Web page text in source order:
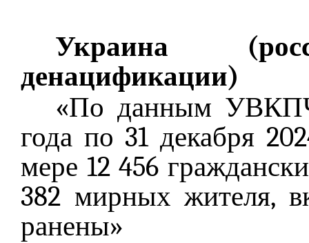
Украина
денацификации)
«По данным
года по 31 декабря
мере 12 456
382 мирных жителя,
ранены»